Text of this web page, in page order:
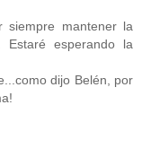
siempre mantener la
esperando la
dijo Belén, por